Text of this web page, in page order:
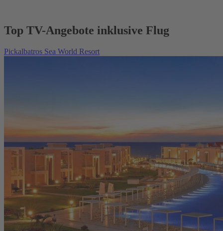
Top TV-Angebote inklusive Flug
Pickalbatros Sea World Resort